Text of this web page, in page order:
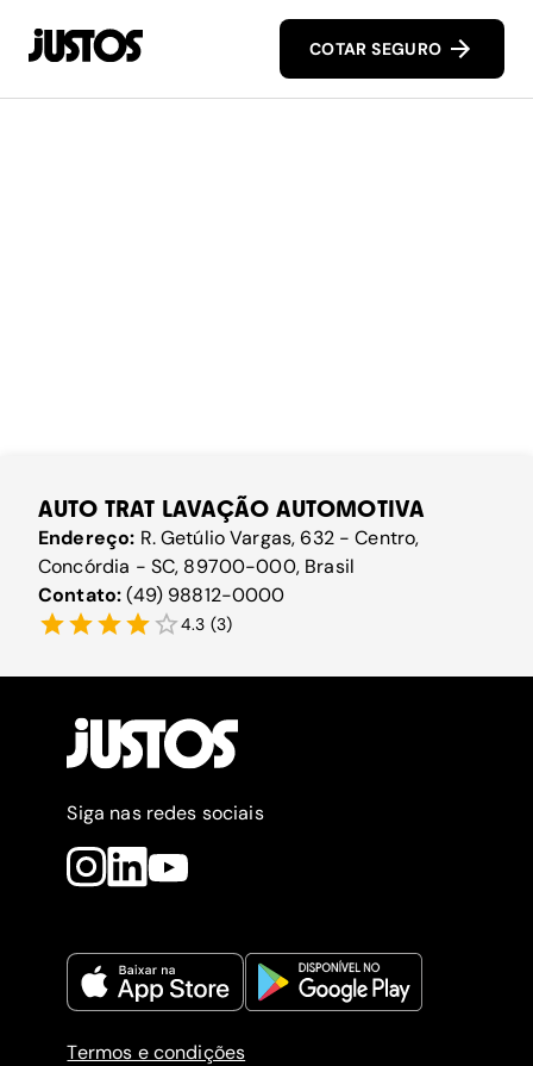
COTAR SEGURO
AUTO TRAT LAVAÇÃO AUTOMOTIVA
Endereço: R. Getúlio Vargas, 632 - Centro,
Concórdia - SC, 89700-000, Brasil
Contato:(49) 98812-0000
4.3 (3)
Siga nas redes sociais
Termos e condições